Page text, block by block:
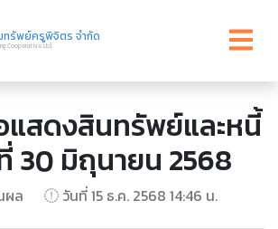
รัพย์ครูพิจิตร จำกัด
Cooperative Ltd.
แสดงสินทรัพย์และหนี้
30 มิถุนายน 2568
ผล
วันที่ 15 ธ.ค. 2568 14:46 น.